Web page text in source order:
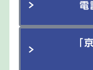
「